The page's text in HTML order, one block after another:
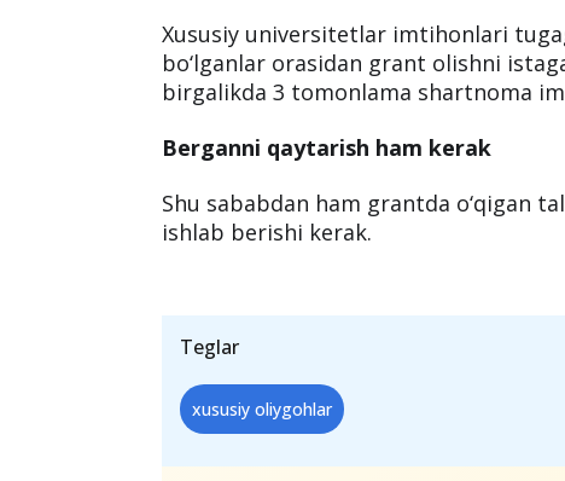
2023-yilgi qabul uchun ham mingta
ta’lim muassasalarida ko‘pincha
eng bilimlilarga beriladi.
Grantni qanday qilib yutib olish
Xususiy universitetlar imtihonlari
bo‘lganlar orasidan grant olishni
Shu sababdan ham grantda o‘qigan
ishlab berishi kerak.